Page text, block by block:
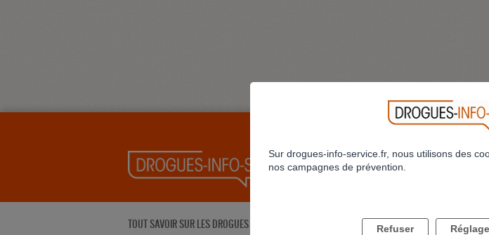
TOUT SAVOIR SUR LES DROGUES LES DROGUES ET VOUS
Sur drogues-info-service.fr, nous utilisons des
nos campagnes de prévention.
Refuser